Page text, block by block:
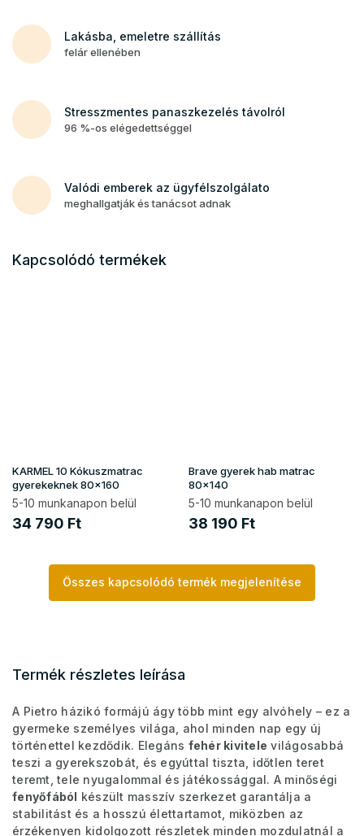
Lakásba, emeletre szállítás
felár ellenében
Stresszmentes panaszkezelés távolról
96 %-os elégedettséggel
Valódi emberek az ügyfélszolgálato
meghallgatják és tanácsot adnak
Kapcsolódó termékek
KARMEL 10 Kókuszmatrac
gyerekeknek 80x160
5-10 munkanapon belül
34 790 Ft
Brave gyerek hab matrac
80x140
5-10 munkanapon belül
38 190 Ft
Összes kapcsolódó termék megjelenítése
Termék részletes leírása
A Pietro házikó formájú ágy több mint egy alvóhely – ez a
gyermeke személyes világa, ahol minden nap egy új
történettel kezdődik. Elegáns fehér kivitele világosabbá
teszi a gyerekszobát, és egyúttal tiszta, időtlen teret
teremt, tele nyugalommal és játékossággal. A minőségi
fenyőfából készült masszív szerkezet garantálja a
stabilitást és a hosszú élettartamot, miközben az
érzékenyen kidolgozott részletek minden mozdulatnál a